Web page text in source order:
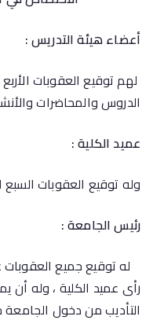
أعضاء هيئة التدريس :
لهم توقيع العقوبات
الدروس والمحاضرات
عميد الكلية :
وله توقيع العقوبات السبع
رئيس الجامعة :
له توقيع جميع العقوبات
رأى عميد الكلية ، وله أن
التأديب من دخول